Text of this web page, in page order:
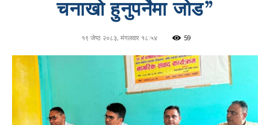
चनाखो हुनुपर्नेमा जाेड”
१९ जेष्ठ २०८३, मंगलवार १८:५४ 59